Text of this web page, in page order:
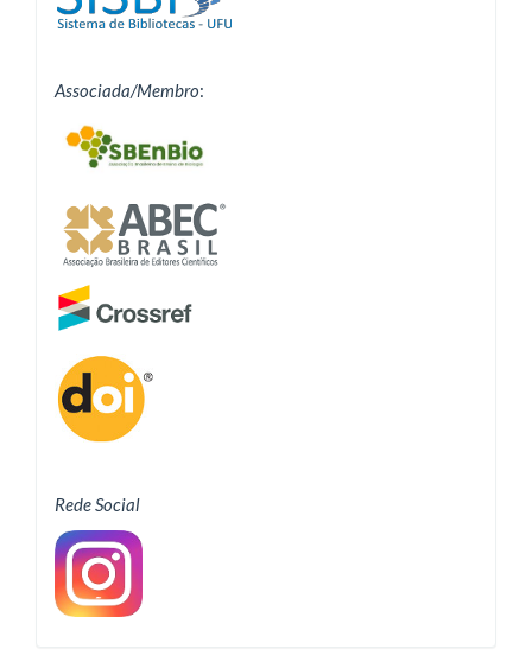
Associada/Membro:
Rede Social